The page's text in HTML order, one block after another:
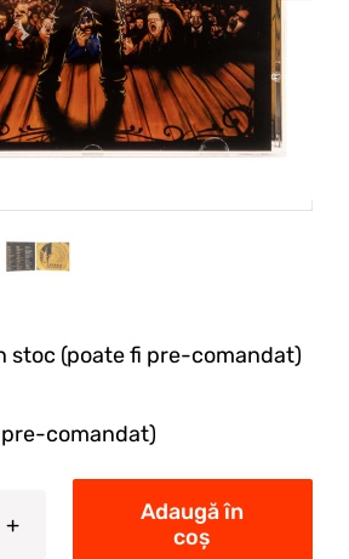
stoc (poate fi pre-comandat)
comandat)
Adaugă în
coș